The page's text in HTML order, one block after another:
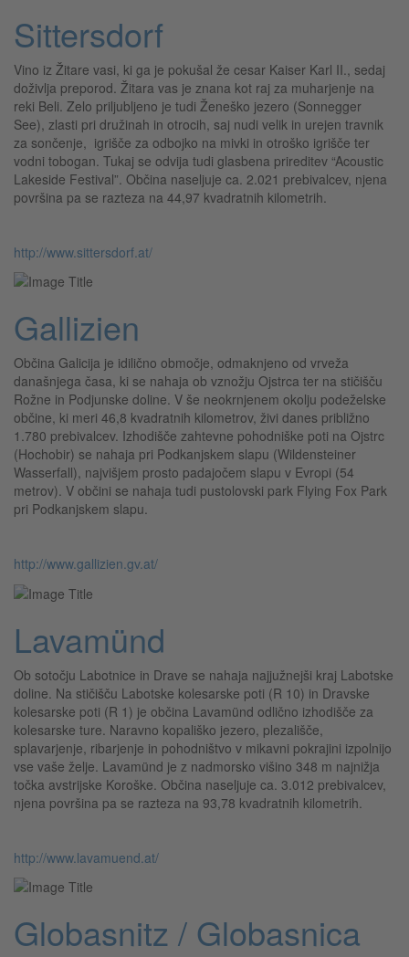
Sittersdorf
Vino iz Žitare vasi, ki ga je pokušal že cesar Kaiser Karl II., sedaj
doživlja preporod. Žitara vas je znana kot raj za muharjenje na
reki Beli. Zelo priljubljeno je tudi Ženeško jezero (Sonnegger
See), zlasti pri družinah in otrocih, saj nudi velik in urejen travnik
za sončenje, igrišče za odbojko na mivki in otroško igrišče ter
vodni tobogan. Tukaj se odvija tudi glasbena prireditev “Acoustic
Lakeside Festival”. Občina naseljuje ca. 2.021 prebivalcev, njena
površina pa se razteza na 44,97 kvadratnih kilometrih.
http://www.sittersdorf.at/
Gallizien
Občina Galicija je idilično območje, odmaknjeno od vrveža
današnjega časa, ki se nahaja ob vznožju Ojstrca ter na stičišču
Rožne in Podjunske doline. V še neokrnjenem okolju podeželske
občine, ki meri 46,8 kvadratnih kilometrov, živi danes približno
1.780 prebivalcev. Izhodišče zahtevne pohodniške poti na Ojstrc
(Hochobir) se nahaja pri Podkanjskem slapu (Wildensteiner
Wasserfall), najvišjem prosto padajočem slapu v Evropi (54
metrov). V občini se nahaja tudi pustolovski park Flying Fox Park
pri Podkanjskem slapu.
http://www.gallizien.gv.at/
Lavamünd
Ob sotočju Labotnice in Drave se nahaja najjužnejši kraj Labotske
doline. Na stičišču Labotske kolesarske poti (R 10) in Dravske
kolesarske poti (R 1) je občina Lavamünd odlično izhodišče za
kolesarske ture. Naravno kopališko jezero, plezališče,
splavarjenje, ribarjenje in pohodništvo v mikavni pokrajini izpolnijo
vse vaše želje. Lavamünd je z nadmorsko višino 348 m najnižja
točka avstrijske Koroške. Občina naseljuje ca. 3.012 prebivalcev,
njena površina pa se razteza na 93,78 kvadratnih kilometrih.
http://www.lavamuend.at/
Globasnitz / Globasnica